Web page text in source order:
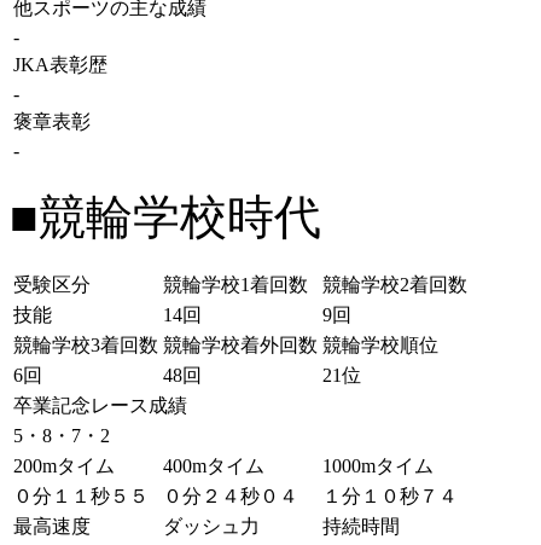
他スポーツの主な成績
-
JKA表彰歴
-
褒章表彰
-
■競輪学校時代
受験区分 競輪学校1着回数
競輪学校2着回数
技能
14回
9回
競輪学校3着回数 競輪学校着外回数 競輪学校順位
6回
48回
21位
卒業記念レース成績
5・8・7・2
200mタイム
400mタイム
1000mタイム
０分１１秒５５
０分２４秒０４
１分１０秒７４
最高速度
ダッシュ力
持続時間